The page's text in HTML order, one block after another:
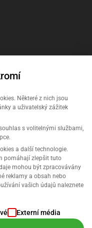
Některé z nich jsou
a uživatelský zážitek
s volitelnými službami,
a další technologie.
pomáhají zlepšit tuto
mohou být zpracovávány
reklamy a obsah nebo
vašich údajů naleznete
Externí média